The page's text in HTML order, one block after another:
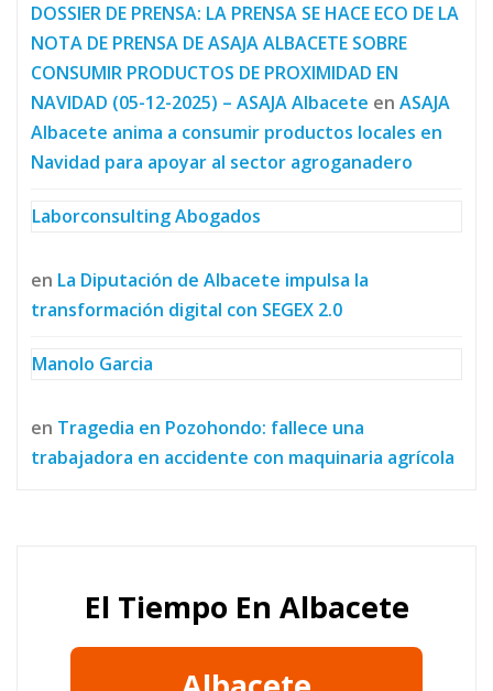
DOSSIER DE PRENSA: LA PRENSA SE HACE ECO DE LA
NOTA DE PRENSA DE ASAJA ALBACETE SOBRE
CONSUMIR PRODUCTOS DE PROXIMIDAD EN
NAVIDAD (05-12-2025) – ASAJA Albacete en ASAJA
Albacete anima a consumir productos locales en
Navidad para apoyar al sector agroganadero
Laborconsulting Abogados
en La Diputación de Albacete impulsa la
transformación digital con SEGEX 2.0
Manolo Garcia
en Tragedia en Pozohondo: fallece una
trabajadora en accidente con maquinaria agrícola
El Tiempo En Albacete